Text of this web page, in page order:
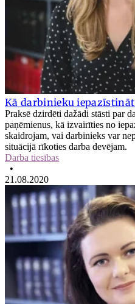
Kā darbinieku
Praksē dzirdēti dažādi stāsti par
paņēmienus, kā izvairīties no
skaidrojam, vai darbinieks var
situācijā rīkoties darba devējam.
Darba tiesības
•
21.08.2020